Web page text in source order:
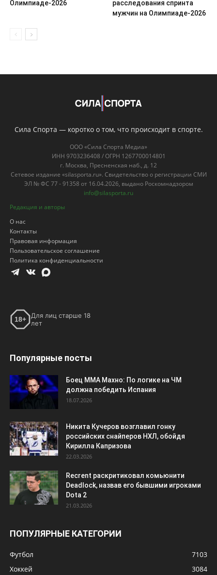
Олимпиаде-2026
расследования спринта
мужчин на Олимпиаде-2026
Сила Спорта — коротко о том, что происходит в спорте.
ООО «Сила Спорта Медиа»
ИНН 9703236408 / ОГРН 1267700014801
г. Москва, Пресненская наб., д. 12
Сетевое издание «silasporta.ru». Свидетельство о регистрации СМИ
ЭЛ № ФС 77 - 91358 от 16.04.2026, выдано Роскомнадзором
info@silasporta.ru
Редакция и авторы
О нас
Контакты
Правовая информация
Пользовательское соглашение
Политика конфиденциальности
18+
Для лиц старше 18
лет
Популярные посты
Боец ММА Махно: По логике на ЧМ
должна победить Испания
18.07.2026
Никита Кучеров возглавил гонку
российских снайперов НХЛ, обойдя
Кирилла Капризова
22.03.2026
Recrent раскритиковал комьюнити
Deadlock, назвав его бывшими игроками
Dota 2
21.03.2026
ПОПУЛЯРНЫЕ КАТЕГОРИИ
Футбол
7103
Хоккей
3084